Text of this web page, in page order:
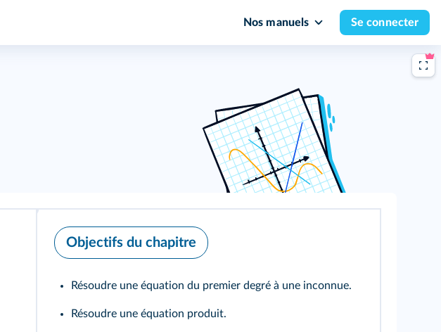
Nos manuels Se connecter
Objectifs du chapitre
Résoudre une équation du premier degré à une inconnue.
Résoudre une équation produit.